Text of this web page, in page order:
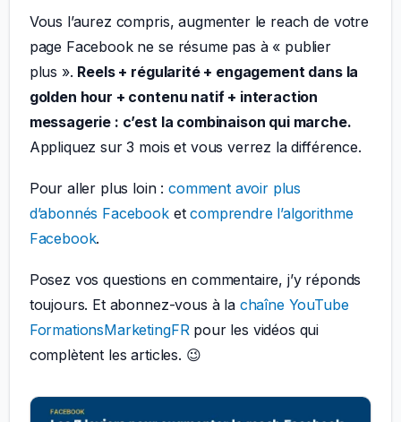
Vous l’aurez compris, augmenter le reach de votre
page Facebook ne se résume pas à « publier
plus ». Reels + régularité + engagement dans la
golden hour + contenu natif + interaction
messagerie : c’est la combinaison qui marche.
Appliquez sur 3 mois et vous verrez la différence.
Pour aller plus loin :comment avoir plus
d’abonnés Facebooketcomprendre l’algorithme
Facebook.
Posez vos questions en commentaire, j’y réponds
toujours. Et abonnez-vous à la chaîne YouTube
FormationsMarketingFRpour les vidéos qui
complètent les articles. 😉